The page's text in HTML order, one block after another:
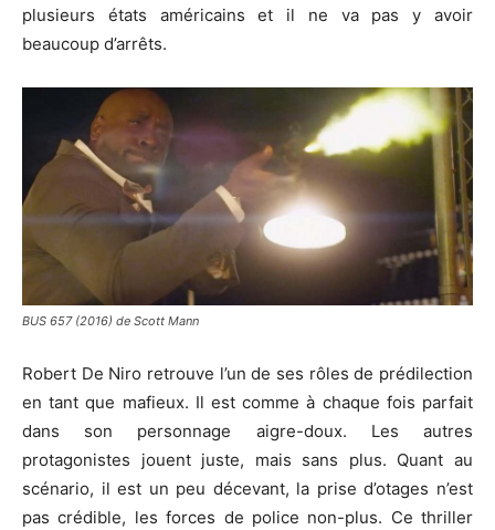
plusieurs états américains et il ne va pas y avoir
beaucoup d’arrêts.
BUS 657 (2016) de Scott Mann
Robert De Niro retrouve l’un de ses rôles de prédilection
en tant que mafieux. Il est comme à chaque fois parfait
dans son personnage aigre-doux. Les autres
protagonistes jouent juste, mais sans plus. Quant au
scénario, il est un peu décevant, la prise d’otages n’est
pas crédible, les forces de police non-plus. Ce thriller